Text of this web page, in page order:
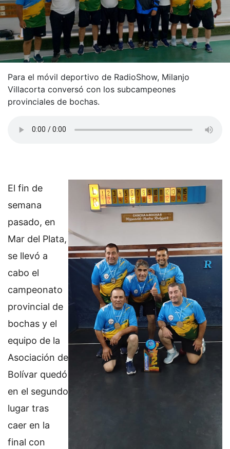
Para el móvil deportivo de RadioShow, Milanjo
Villacorta conversó con los subcampeones
provinciales de bochas.
El fin de
semana
pasado, en
Mar del Plata,
se llevó a
cabo el
campeonato
provincial de
bochas y el
equipo de la
Asociación de
Bolívar quedó
en el segundo
lugar tras
caer en la
final con